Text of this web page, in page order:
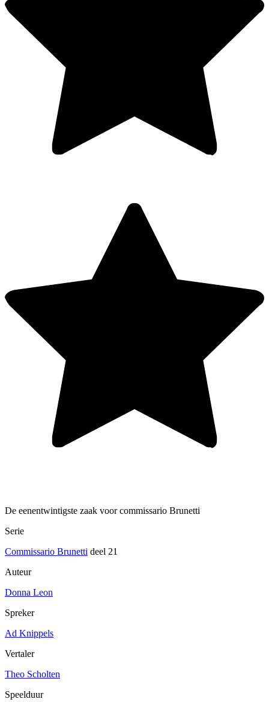
De eenentwintigste zaak voor commissario Brunetti
Serie
Commissario Brunetti deel 21
Auteur
Donna Leon
Spreker
Ad Knippels
Vertaler
Theo Scholten
Speelduur